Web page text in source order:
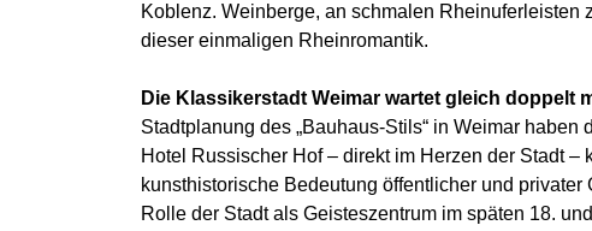
Koblenz. Weinberge, an schmalen
dieser einmaligen Rheinromantik.
Die Klassikerstadt Weimar wartet gleich doppelt
Stadtplanung des „Bauhaus-Stils“ in Weimar
Hotel Russischer Hof – direkt im Herzen der Stadt
kunsthistorische Bedeutung öffentlicher und
Rolle der Stadt als Geisteszentrum im späten 18.